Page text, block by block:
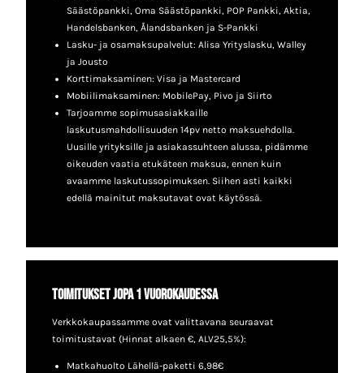
Voit
tehdä
valinnat
tuotteen
sivulla.
Säästöpankki, Oma Säästöpankki, POP Pankki, Aktia,
Handelsbanken, Ålandsbanken ja S-Pankki
Lasku- ja osamaksupalvelut: Alisa Yrityslasku, Walley
ja Jousto
Korttimaksaminen: Visa ja Mastercard
Mobiilimaksaminen: MobilePay, Pivo ja Siirto
Tarjoamme sopimusasiakkaille
laskutusmahdollisuuden 14pv netto maksuehdolla.
Uusille yrityksille ja asiakassuhteen alussa, pidämme
oikeuden vaatia etukäteen maksua, ennen kuin
avaamme laskutussopimuksen. Siihen asti kaikki
edellä mainitut maksutavat ovat käytössä.
Toimitukset jopa 1 vuorokaudessa
Verkkokaupassamme ovat valittavana seuraavat
toimitustavat (Hinnat alkaen €, ALV25,5%):
Matkahuolto Lähellä-paketti 6,98€